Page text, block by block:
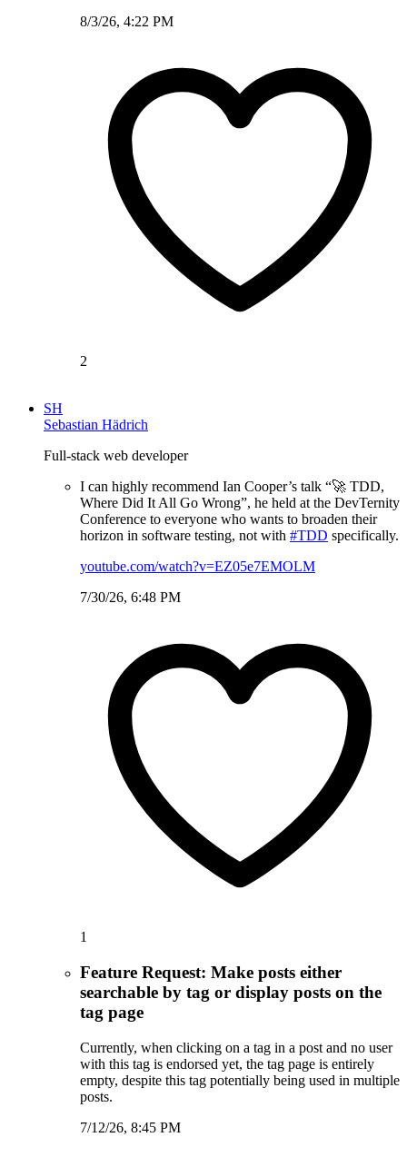
8/3/26, 4:22 PM
2
SH
Sebastian Hädrich
Full-stack web developer
I can highly recommend Ian Cooper’s talk “🚀 TDD,
Where Did It All Go Wrong”, he held at the DevTernity
Conference to everyone who wants to broaden their
horizon in software testing, not with #TDD specifically.
youtube.com/watch?v=EZ05e7EMOLM
7/30/26, 6:48 PM
1
Feature Request: Make posts either
searchable by tag or display posts on the
tag page
Currently, when clicking on a tag in a post and no user
with this tag is endorsed yet, the tag page is entirely
empty, despite this tag potentially being used in multiple
posts.
7/12/26, 8:45 PM